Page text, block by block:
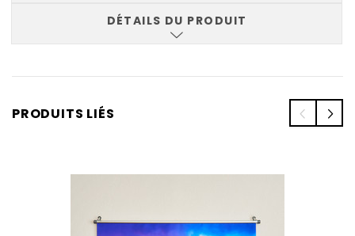
DÉTAILS DU PRODUIT
PRODUITS LIÉS